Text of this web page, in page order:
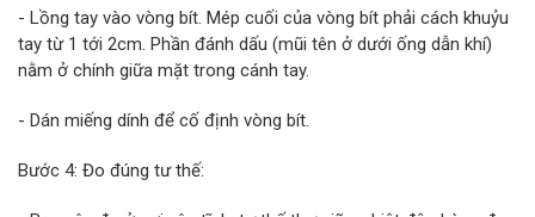
- Lồng tay vào vòng bít. Mép cuối của vòng bít phải cách khuỷu
tay từ 1 tới 2cm. Phần đánh dấu (mũi tên ở dưới ống dẫn khí)
nằm ở chính giữa mặt trong cánh tay.
- Dán miếng dính để cố định vòng bít.
Bước 4: Đo đúng tư thế: